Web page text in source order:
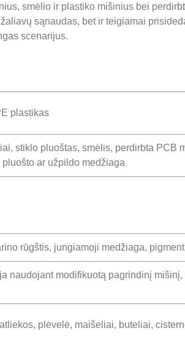
smėlio ir plastiko mišinius bei
sąnaudas, bet ir teigiamai
scenarijus.
plastikas
stiklo pluoštas, smėlis, perdirbta PCB
ar užpildo medžiaga
rūgštis, jungiamoji medžiaga,
naudojant modifikuotą pagrindinį
plėvelė, maišeliai, buteliai,